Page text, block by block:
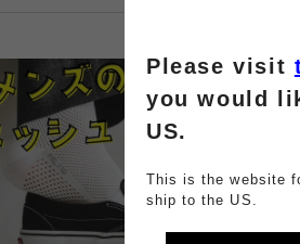
Please visit
you would
US.
This is the website
ship to the US.